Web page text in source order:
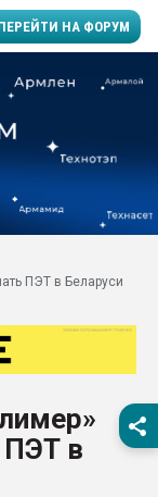
НА ФОРУМ
Вакуум-формовочные
28.07.2026
Всё, что касается
бутылок
Материал поверхности
вакуумного
ПЭТ в Беларуси
ПЭТ в